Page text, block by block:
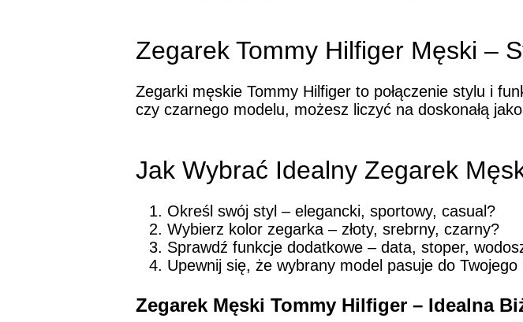
Zegarek Tommy Hilfiger Męski –
Zegarki męskie Tommy Hilfiger to połączenie stylu i
czy czarnego modelu, możesz liczyć na doskonałą
Jak Wybrać Idealny Zegarek
Określ swój styl – elegancki, sportowy, casual?
Wybierz kolor zegarka – złoty, srebrny, czarny?
Sprawdź funkcje dodatkowe – data, stoper,
Upewnij się, że wybrany model pasuje do Twojego
Zegarek Męski Tommy Hilfiger – Idealna